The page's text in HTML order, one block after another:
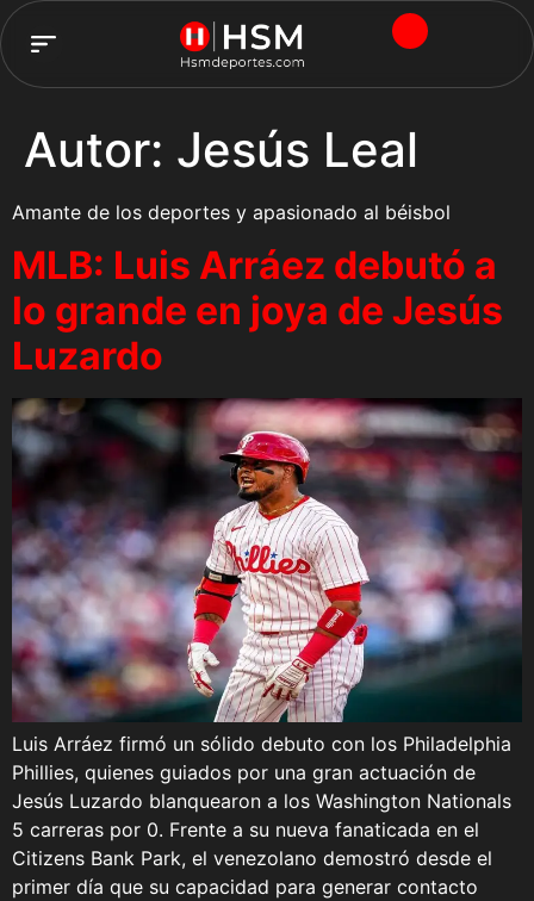
Autor: Jesús Leal
Amante de los deportes y apasionado al béisbol
MLB: Luis Arráez debutó a
lo grande en joya de Jesús
Luzardo
Luis Arráez firmó un sólido debuto con los Philadelphia
Phillies, quienes guiados por una gran actuación de
Jesús Luzardo blanquearon a los Washington Nationals
5 carreras por 0. Frente a su nueva fanaticada en el
Citizens Bank Park, el venezolano demostró desde el
primer día que su capacidad para generar contacto